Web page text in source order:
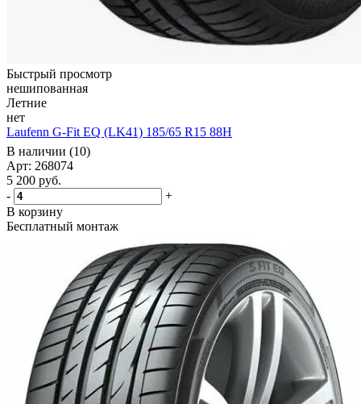
Быстрый просмотр
нешипованная
Летние
нет
Laufenn G-Fit EQ (LK41) 185/65 R15 88H
В наличии (10)
Арт: 268074
5 200 руб.
-
+
В корзину
Бесплатный монтаж